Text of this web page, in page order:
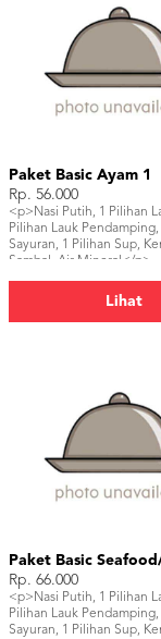
Paket Basic Ayam 1
Rp. 56.000
<p>Nasi Putih, 1 Pilihan
Pilihan Lauk Pendamping,
Sayuran, 1 Pilihan Sup,
Sambal, Air Mineral</p>
Lihat
Paket Basic
Rp. 66.000
<p>Nasi Putih, 1 Pilihan
Pilihan Lauk Pendamping,
Sayuran, 1 Pilihan Sup,